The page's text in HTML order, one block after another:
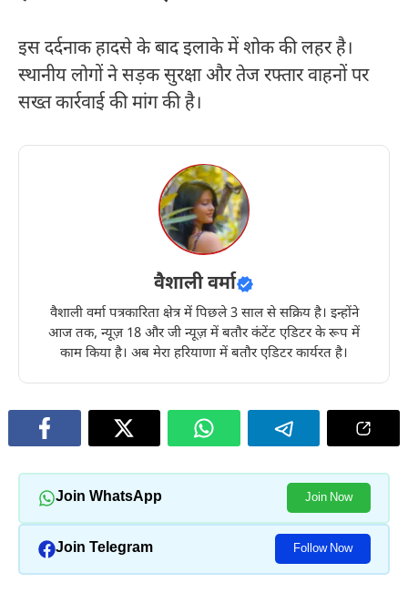
इस दर्दनाक हादसे के बाद इलाके में शोक की लहर है।
स्थानीय लोगों ने सड़क सुरक्षा और तेज रफ्तार वाहनों पर
सख्त कार्रवाई की मांग की है।
वैशाली वर्मा
वैशाली वर्मा पत्रकारिता क्षेत्र में पिछले 3 साल से सक्रिय है। इन्होंने
आज तक, न्यूज़ 18 और जी न्यूज़ में बतौर कंटेंट एडिटर के रूप में
काम किया है। अब मेरा हरियाणा में बतौर एडिटर कार्यरत है।
Join WhatsApp Join Now
Join Telegram Follow Now